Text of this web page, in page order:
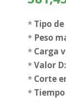
* Tipo
* Peso
* Carga
*Valor D:
* Corte
*